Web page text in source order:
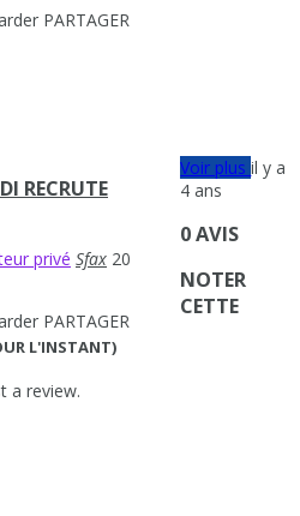
PARTAGER
RECRUTE
privé Sfax 20
PARTAGER
Voir plusil y a
4 ans
0 AVIS
NOTER
CETTE
L'INSTANT)
a review.